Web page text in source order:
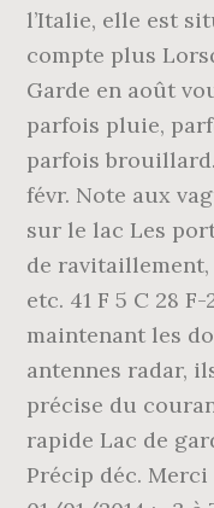
l’Italie, elle est
compte plus
Garde en août
parfois pluie,
parfois brouillard.
févr. Note aux
sur le lac Les
de ravitaillement,
etc. 41 F 5 C 28
maintenant les
antennes radar,
précise du
rapide Lac de
Précip déc.